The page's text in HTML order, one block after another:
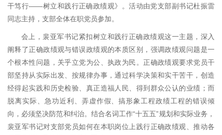
干笃行——树立和践行正确政绩观》。活动由党支部副书记杜振雷
同志主持，支部全体在职党员参加。
会上，裴亚军书记紧扣树立和践行正确政绩观这一主题，深入
阐释了正确政绩观与错误政绩观的本质区别，强调政绩观问题是一
个根本性问题，关乎立党为公、执政为民。正确政绩观要求党员干
部坚持从实际出发、按规律办事，通过科学决策和实干苦干，创造
经得起实践和历史检验、真正造福人民、得到群众公认的业绩；而
脱离实际、急功近利、弄虚作假、搞形象工程政绩工程的错误倾
向，必须坚决防范和纠治。结合名词工作“十五五”规划和实际业务，
裴亚军书记对支部党员如何在本职岗位上践行正确政绩观、推动各